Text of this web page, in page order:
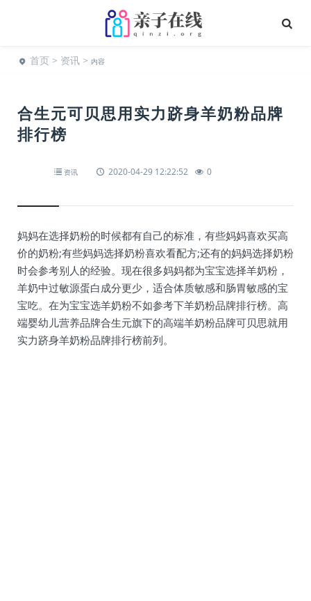
首页 > 资讯 > 内容
合生元可贝思用实力跻身羊奶粉品牌
排行榜
资讯 2020-04-29 12:22:52 0
妈妈在选择奶粉的时候都有自己的标准，有些妈妈喜欢买高
价的奶粉;有些妈妈选择奶粉喜欢看配方;还有的妈妈选择奶粉
时会参考别人的经验。现在很多妈妈都为宝宝选择羊奶粉，
羊奶中过敏源蛋白成分更少，适合体质敏感和肠胃敏感的宝
宝吃。在为宝宝选羊奶粉不如参考下羊奶粉品牌排行榜。高
端婴幼儿营养品牌合生元旗下的高端羊奶粉品牌可贝思就用
实力跻身羊奶粉品牌排行榜前列。